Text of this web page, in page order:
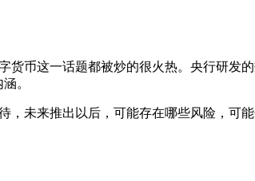
币这一话题都被炒的很火热。央行研发
。
未来推出以后，可能存在哪些风险，可